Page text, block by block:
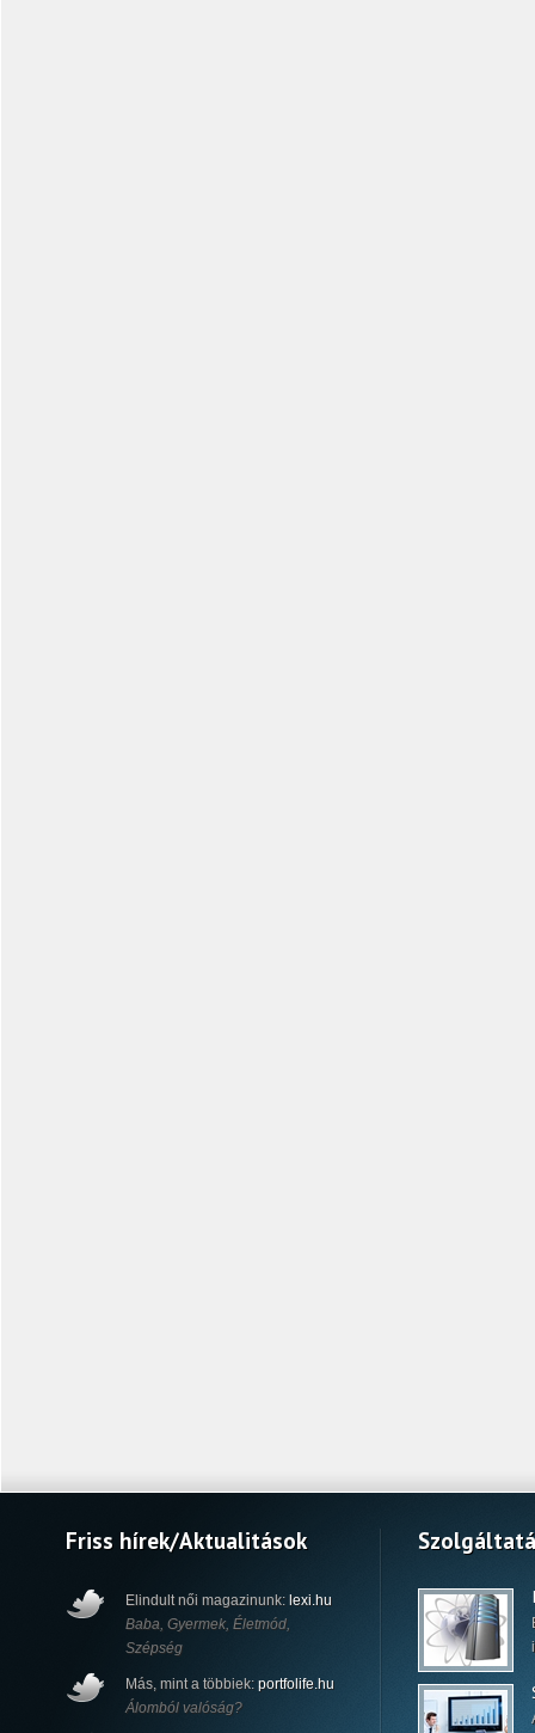
Friss hírek/Aktualitások
Elindult női magazinunk: lexi.hu
Baba, Gyermek, Életmód,
Szépség
Más, mint a többiek: portfolife.hu
Álomból valóság?